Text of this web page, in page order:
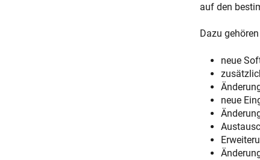
auf den
Dazu
neue
neue